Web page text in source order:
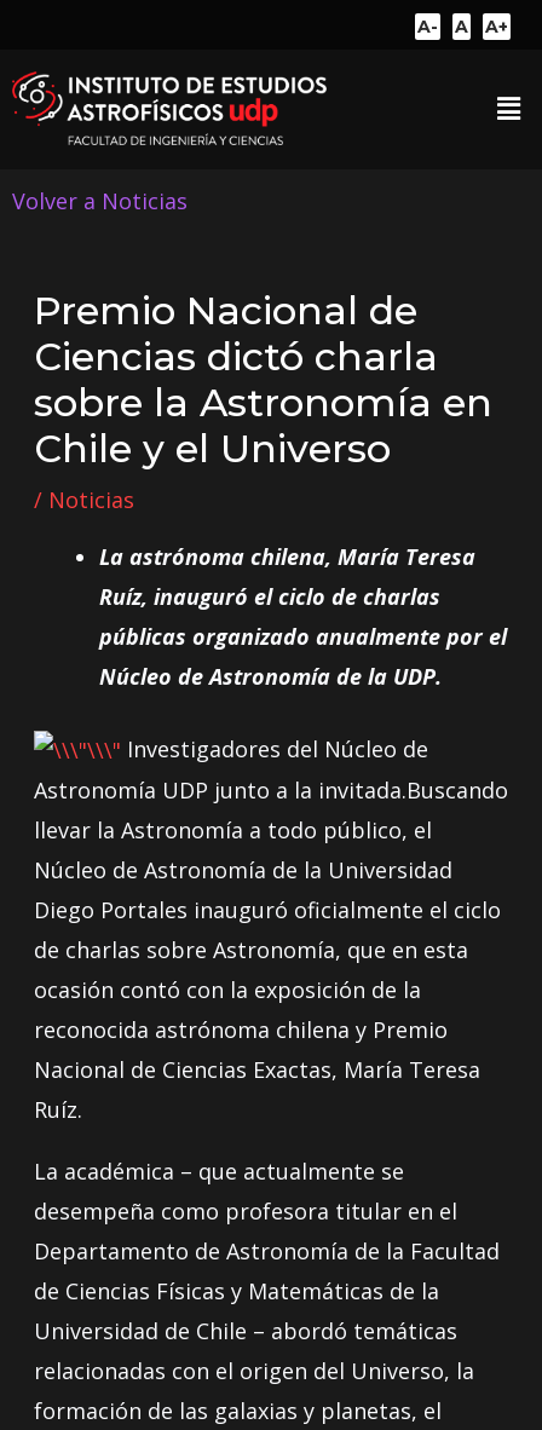
A- A A+
Volver a Noticias
Premio Nacional de
Ciencias dictó charla
sobre la Astronomía en
Chile y el Universo
/ Noticias
La astrónoma chilena, María Teresa
Ruíz, inauguró el ciclo de charlas
públicas organizado anualmente por el
Núcleo de Astronomía de la UDP.
Investigadores del Núcleo de
Astronomía UDP junto a la invitada.Buscando
llevar la Astronomía a todo público, el
Núcleo de Astronomía de la Universidad
Diego Portales inauguró oficialmente el ciclo
de charlas sobre Astronomía, que en esta
ocasión contó con la exposición de la
reconocida astrónoma chilena y Premio
Nacional de Ciencias Exactas, María Teresa
Ruíz.
La académica – que actualmente se
desempeña como profesora titular en el
Departamento de Astronomía de la Facultad
de Ciencias Físicas y Matemáticas de la
Universidad de Chile – abordó temáticas
relacionadas con el origen del Universo, la
formación de las galaxias y planetas, el